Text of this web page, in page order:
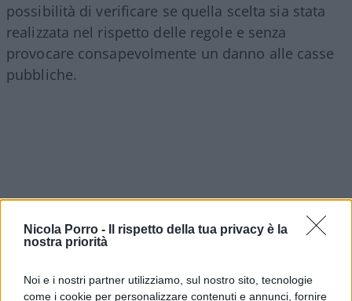
Nicola Porro -
Il rispetto della tua privacy è la
nostra priorità
Noi e i nostri partner utilizziamo, sul nostro sito, tecnologie
come i cookie per personalizzare contenuti e annunci, fornire
possibilità di verificare se quella scelta sia stata
realizzata nel rispetto delle regole e senza
provocare consapevolmente un danno alle casse
pubbliche.